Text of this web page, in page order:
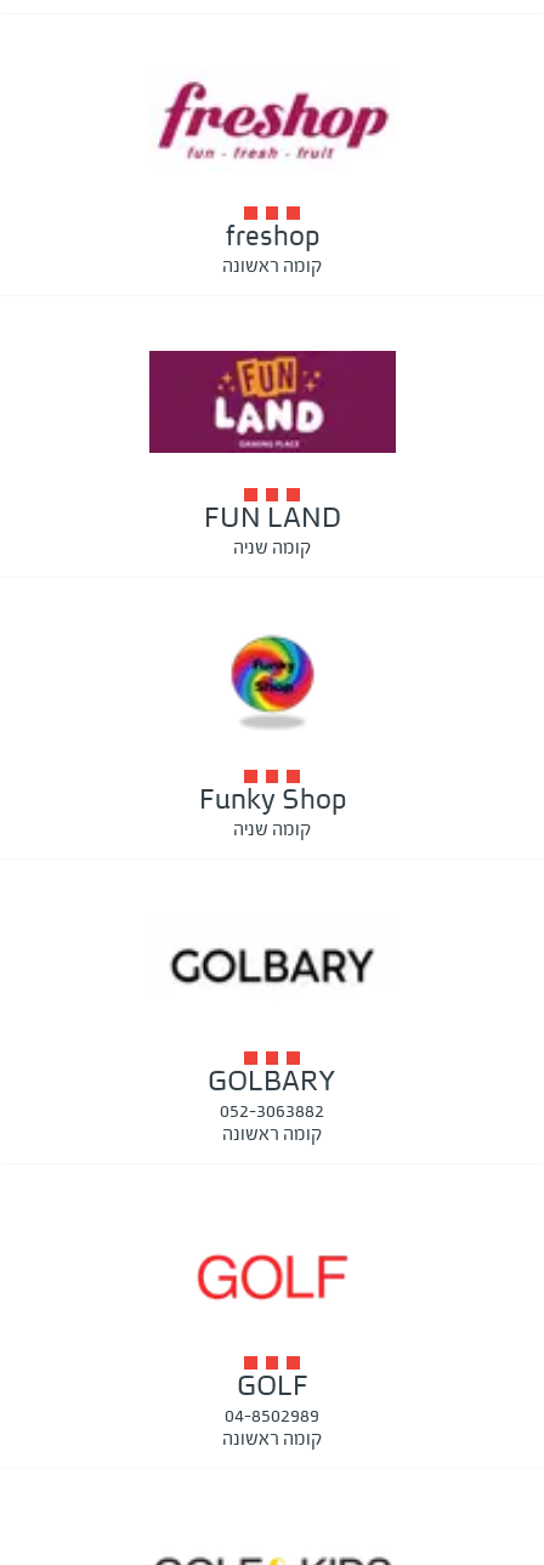
freshop
קומה ראשונה
FUN LAND
קומה שניה
Funky Shop
קומה שניה
GOLBARY
052-3063882
קומה ראשונה
GOLF
04-8502989
קומה ראשונה